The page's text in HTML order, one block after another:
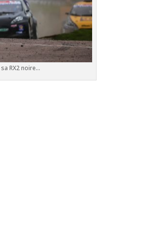
RX2 noire…